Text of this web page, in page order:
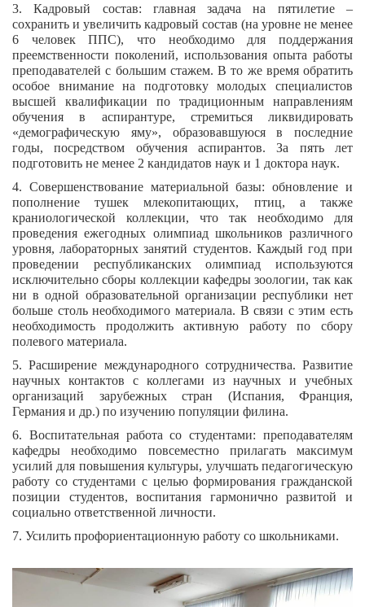
3. Кадровый состав: главная задача на пятилетие –
сохранить и увеличить кадровый состав (на уровне не менее
6 человек ППС), что необходимо для поддержания
преемственности поколений, использования опыта работы
преподавателей с большим стажем. В то же время обратить
особое внимание на подготовку молодых специалистов
высшей квалификации по традиционным направлениям
обучения в аспирантуре, стремиться ликвидировать
«демографическую яму», образовавшуюся в последние
годы, посредством обучения аспирантов. За пять лет
подготовить не менее 2 кандидатов наук и 1 доктора наук.
4. Совершенствование материальной базы: обновление и
пополнение тушек млекопитающих, птиц, а также
краниологической коллекции, что так необходимо для
проведения ежегодных олимпиад школьников различного
уровня, лабораторных занятий студентов. Каждый год при
проведении республиканских олимпиад используются
исключительно сборы коллекции кафедры зоологии, так как
ни в одной образовательной организации республики нет
больше столь необходимого материала. В связи с этим есть
необходимость продолжить активную работу по сбору
полевого материала.
5. Расширение международного сотрудничества. Развитие
научных контактов с коллегами из научных и учебных
организаций зарубежных стран (Испания, Франция,
Германия и др.) по изучению популяции филина.
6. Воспитательная работа со студентами: преподавателям
кафедры необходимо повсеместно прилагать максимум
усилий для повышения культуры, улучшать педагогическую
работу со студентами с целью формирования гражданской
позиции студентов, воспитания гармонично развитой и
социально ответственной личности.
7. Усилить профориентационную работу со школьниками.